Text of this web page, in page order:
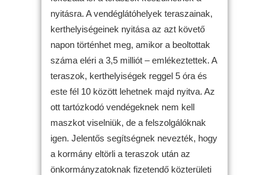
nyitásra. A vendéglátóhelyek teraszainak,
kerthelyiségeinek nyitása az azt követő
napon történhet meg, amikor a beoltottak
száma eléri a 3,5 milliót – emlékeztettek. A
teraszok, kerthelyiségek reggel 5 óra és
este fél 10 között lehetnek majd nyitva. Az
ott tartózkodó vendégeknek nem kell
maszkot viselniük, de a felszolgálóknak
igen. Jelentős segítségnek nevezték, hogy
a kormány eltörli a teraszok után az
önkormányzatoknak fizetendő közterületi